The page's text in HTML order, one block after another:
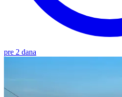
pre 2 dana